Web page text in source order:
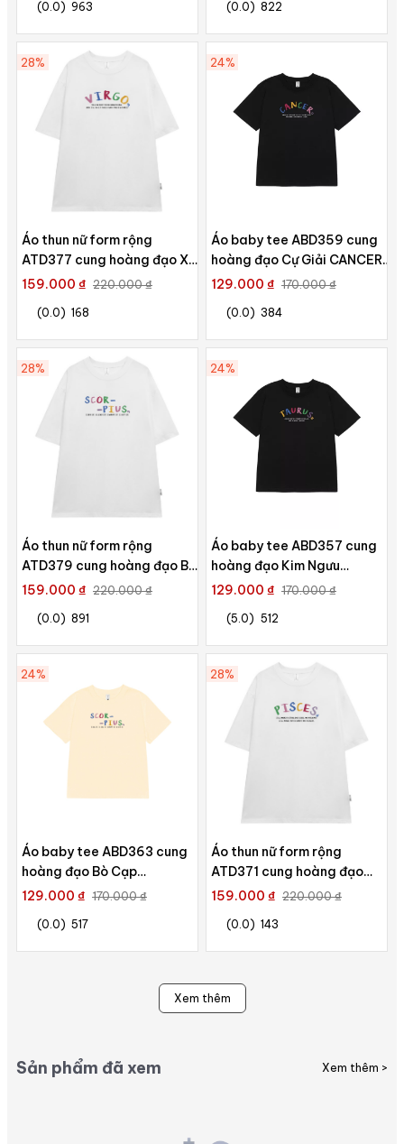
(0.0) 963 (0.0) 822
28%
Áo thun nữ form rộng
ATD377 cung hoàng đạo Xử
Nữ VIRGO Miucho cotton cổ
159.000 ₫ 220.000 ₫
(0.0) 168
24%
Áo baby tee ABD359 cung
hoàng đạo Cự Giải CANCER
Miucho cotton cổ tròn in
129.000 ₫ 170.000 ₫
(0.0) 384
28%
Áo thun nữ form rộng
ATD379 cung hoàng đạo Bò
Cạp SCORPIUS Miucho
typography
159.000 ₫ 220.000 ₫
(0.0) 891
24%
Áo baby tee ABD357 cung
hoàng đạo Kim Ngưu
TAURUS Miucho cotton cổ
129.000 ₫ 170.000 ₫
(5.0) 512
24%
Áo baby tee ABD363 cung
hoàng đạo Bò Cạp
SCORPIUS Miucho cotton cổ
129.000 ₫ 170.000 ₫
(0.0) 517
28%
Áo thun nữ form rộng
ATD371 cung hoàng đạo
Song Ngư PISCES Miucho
typography
159.000 ₫ 220.000 ₫
(0.0) 143
Xem thêm
Sản phẩm đã xem Xem thêm >